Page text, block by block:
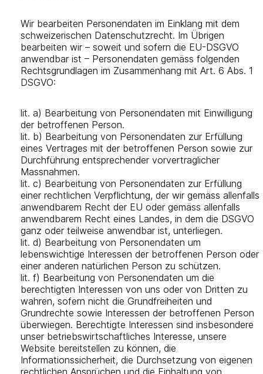
Wir bearbeiten Personendaten im Einklang mit dem
schweizerischen Datenschutzrecht. Im Übrigen
bearbeiten wir – soweit und sofern die EU-DSGVO
anwendbar ist – Personendaten gemäss folgenden
Rechtsgrundlagen im Zusammenhang mit Art. 6 Abs. 1
DSGVO:
lit. a) Bearbeitung von Personendaten mit Einwilligung
der betroffenen Person.
lit. b) Bearbeitung von Personendaten zur Erfüllung
eines Vertrages mit der betroffenen Person sowie zur
Durchführung entsprechender vorvertraglicher
Massnahmen.
lit. c) Bearbeitung von Personendaten zur Erfüllung
einer rechtlichen Verpflichtung, der wir gemäss allenfalls
anwendbarem Recht der EU oder gemäss allenfalls
anwendbarem Recht eines Landes, in dem die DSGVO
ganz oder teilweise anwendbar ist, unterliegen.
lit. d) Bearbeitung von Personendaten um
lebenswichtige Interessen der betroffenen Person oder
einer anderen natürlichen Person zu schützen.
lit. f) Bearbeitung von Personendaten um die
berechtigten Interessen von uns oder von Dritten zu
wahren, sofern nicht die Grundfreiheiten und
Grundrechte sowie Interessen der betroffenen Person
überwiegen. Berechtigte Interessen sind insbesondere
unser betriebswirtschaftliches Interesse, unsere
Website bereitstellen zu können, die
Informationssicherheit, die Durchsetzung von eigenen